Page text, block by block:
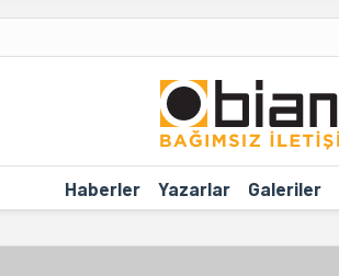
Haberler Yazarlar Galeriler